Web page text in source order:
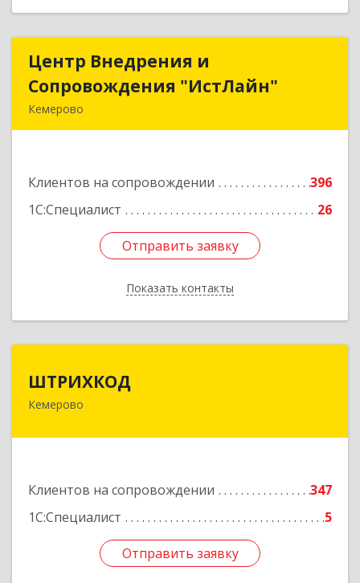
Центр Внедрения и
Сопровождения "ИстЛайн"
Кемерово
Клиентов на сопровождении
396
1С:Специалист
26
Отправить заявку
Показать контакты
Центр Внедрения и
Сопровождения "ИстЛайн"
Подробнее
Отправить заявку
Назад
ШТРИХКОД
Кемерово
Клиентов на сопровождении
347
1С:Специалист
5
Отправить заявку
650043, Кемеровская область - Кузбасс обл,
Отправить заявку